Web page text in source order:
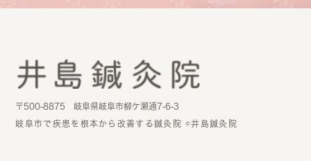
〒500-8875 岐阜県岐阜市柳ケ瀬通7-6-3
岐阜市で疾患を根本から改善する鍼灸院 ©井島鍼灸院